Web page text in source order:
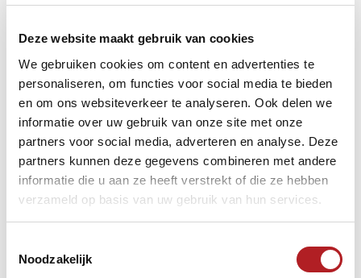
Deze website maakt gebruik van cookies
We gebruiken cookies om content en advertenties te
personaliseren, om functies voor social media te bieden
en om ons websiteverkeer te analyseren. Ook delen we
informatie over uw gebruik van onze site met onze
partners voor social media, adverteren en analyse. Deze
partners kunnen deze gegevens combineren met andere
informatie die u aan ze heeft verstrekt of die ze hebben
verzameld op basis van uw gebruik van hun services.
Noodzakelijk
Nadat Jop de Jong in de finale ook nog eens Sander
Jonen had verslagen, was het al met al een imponerende
zegereeks, die uitmondde in zijn derde Masters Artistiek titel